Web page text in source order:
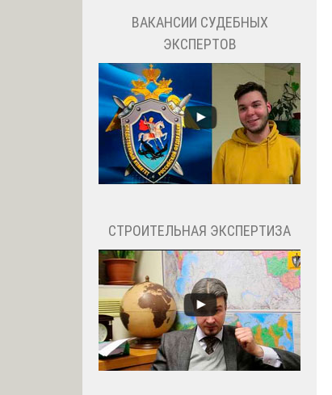
ВАКАНСИИ СУДЕБНЫХ
ЭКСПЕРТОВ
СТРОИТЕЛЬНАЯ ЭКСПЕРТИЗА